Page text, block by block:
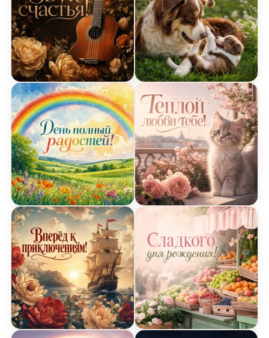
Открытка Дня Рождения с гитарой
Открытка Дня Рождения с радугой
Открытка Дня Рождения с пиратским кораблем
Открытка Дня Рождения
Открытка Дня Рождения
Открытка Дня Рождения